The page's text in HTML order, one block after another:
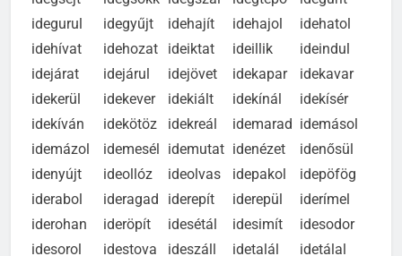
idegsejt
idegsokk idegszál idegtépő
idegurít
idegurul
idegyűjt idehajít idehajol
idehatol
idehívat
idehozat ideiktat ideillik
ideindul
idejárat
idejárul idejövet idekapar
idekavar
idekerül
idekever idekiált idekínál
idekísér
idekíván
idekötöz idekreál idemarad
idemásol
idemázol
idemesél idemutat idenézet
idenősül
idenyújt
ideollóz ideolvas idepakol
idepöfög
iderabol
ideragad iderepít iderepül
iderímel
iderohan
ideröpít idesétál idesimít
idesodor